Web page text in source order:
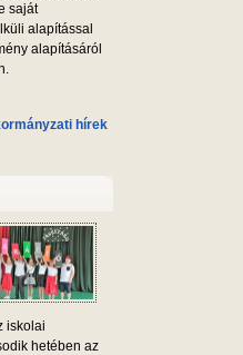
saját
alapítással
alapításáról
hírek
iskolai
hetében az